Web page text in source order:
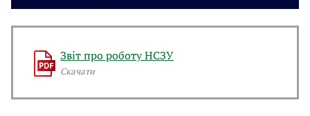
Звіт про роботу НСЗУ
Скачати